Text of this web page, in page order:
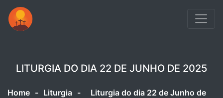
LITURGIA DO DIA 22 DE JUNHO DE 2025
Home - Liturgia -
Liturgia do dia 22 de Junho de